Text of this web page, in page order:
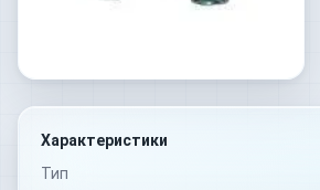
Характеристики
Тип